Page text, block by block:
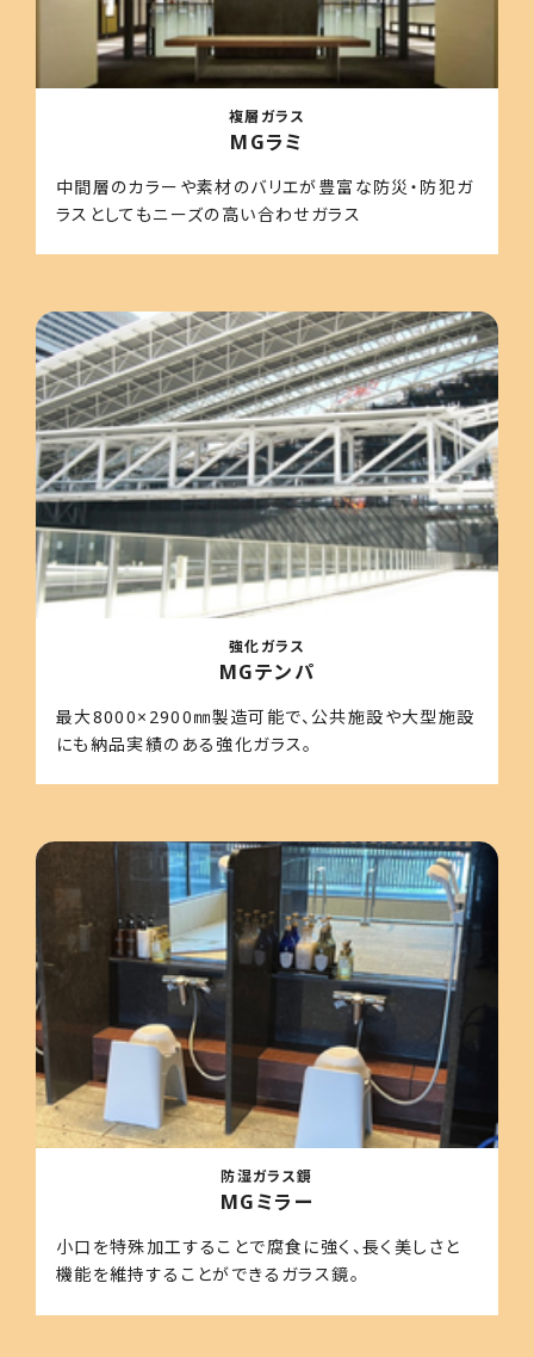
複層ガラス
MGラミ
中間層のカラーや素材のバリエが豊富な防災・防犯ガ
ラスとしてもニーズの高い合わせガラス
強化ガラス
MGテンパ
最大8000×2900㎜製造可能で、公共施設や大型施設
にも納品実績のある強化ガラス。
防湿ガラス鏡
MGミラー
小口を特殊加工することで腐食に強く、長く美しさと
機能を維持することができるガラス鏡。